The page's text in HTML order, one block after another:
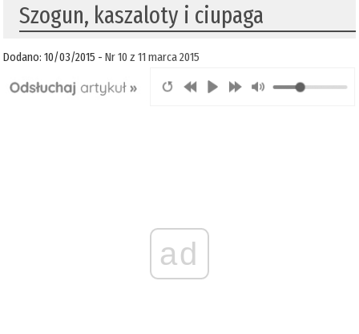
Szogun, kaszaloty i ciupaga
Dodano: 10/03/2015 -Nr 10 z 11 marca 2015
ad